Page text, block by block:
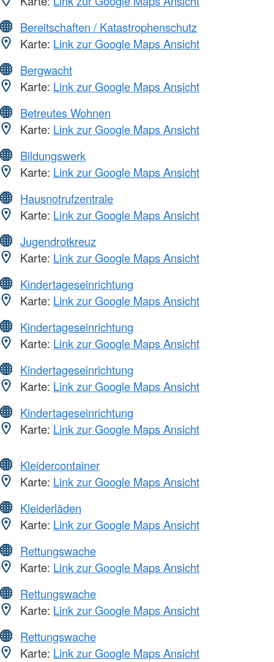
Bereitschaften / Katastrophenschutz
Karte: Link zur Google Maps Ansicht
Bergwacht
Karte: Link zur Google Maps Ansicht
Betreutes Wohnen
Karte: Link zur Google Maps Ansicht
Bildungswerk
Karte: Link zur Google Maps Ansicht
Hausnotrufzentrale
Karte: Link zur Google Maps Ansicht
Jugendrotkreuz
Karte: Link zur Google Maps Ansicht
Kindertageseinrichtung
Karte: Link zur Google Maps Ansicht
Kindertageseinrichtung
Karte: Link zur Google Maps Ansicht
Kindertageseinrichtung
Karte: Link zur Google Maps Ansicht
Kindertageseinrichtung
Karte: Link zur Google Maps Ansicht
Kleidercontainer
Karte: Link zur Google Maps Ansicht
Kleiderläden
Karte: Link zur Google Maps Ansicht
Rettungswache
Karte: Link zur Google Maps Ansicht
Rettungswache
Karte: Link zur Google Maps Ansicht
Rettungswache
Karte: Link zur Google Maps Ansicht